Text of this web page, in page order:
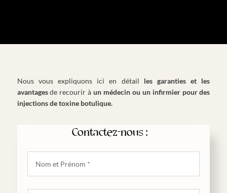
Nous vous expliquons ici en détail les garanties et les
avantagesde recourir àun médecin ou un infirmier pour des
injections de toxine botulique.
Contactez-nous :